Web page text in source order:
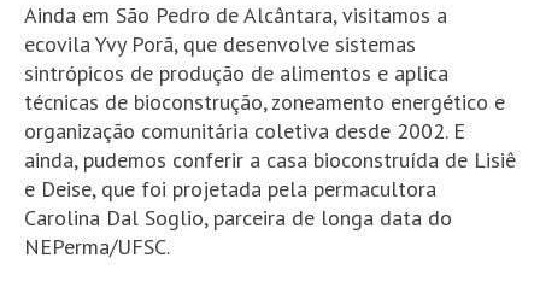
Ainda em São Pedro de Alcântara, visitamos a
ecovila Yvy Porã, que desenvolve sistemas
sintrópicos de produção de alimentos e aplica
técnicas de bioconstrução, zoneamento energético e
organização comunitária coletiva desde 2002. E
ainda, pudemos conferir a casa bioconstruída de Lisiê
e Deise, que foi projetada pela permacultora
Carolina Dal Soglio, parceira de longa data do
NEPerma/UFSC.